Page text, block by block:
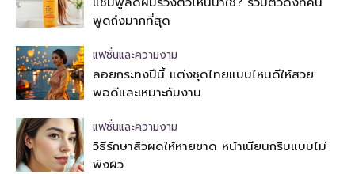
พูดถึงมากที่สุด
แฟชั่นและความงาม
ลอยกระทงปีนี้ แต่งชุดไทยแบบไหนดีให้สวย
พอดีและเหมาะกับงาน
แฟชั่นและความงาม
วิธีรักษาสิวผดให้หายขาด หน้าเนียนกริบแบบไม่
พังผิว